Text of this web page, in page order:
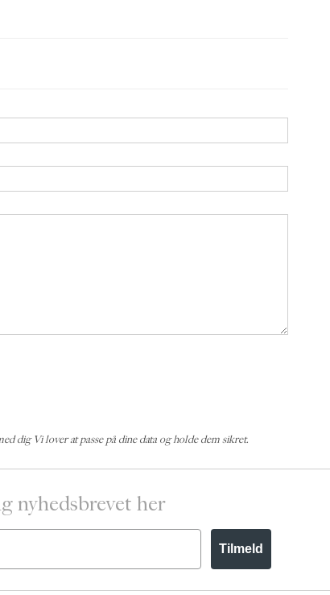
dig Vi lover at passe på dine data og holde dem sikret.
nyhedsbrevet her
Tilmeld